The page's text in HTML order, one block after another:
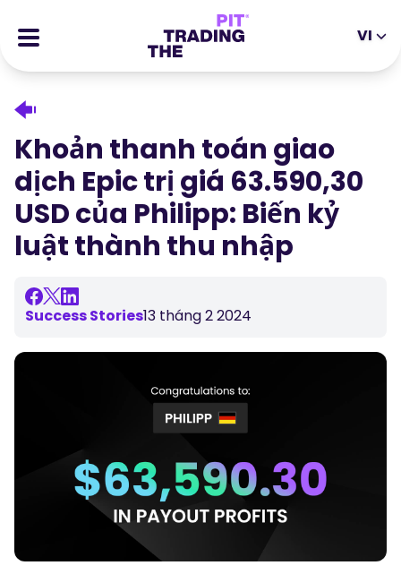
Cổ phiếu
Câu chuyện thành công
Phần thưởng
Blog
Ebooks
Hội thảo trực tuyến
Glossary
CÔNG CỤ GIAO DỊCH
Lịch Kinh Tế
Giờ nghỉ lễ của thị trường
Về chúng tôi
Trung tâm trợ giúp
Cổng Thông Tin Đối Tác
Đăng ký
VI
DE
ES
IT
JA
TR
PT
VI
Khoản thanh toán giao
dịch Epic trị giá 63.590,30
USD của Philipp: Biến kỷ
luật thành thu nhập
Success Stories13 tháng 2 2024